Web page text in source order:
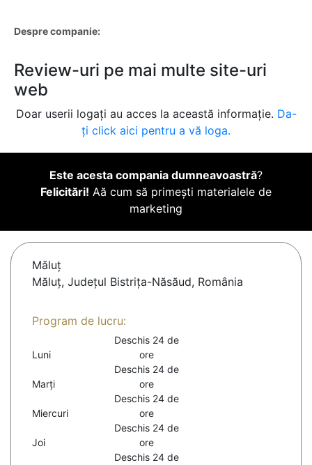
Despre companie:
Review-uri pe mai multe site-uri
web
Doar userii logați au acces la această informație. Da-
ți click aici pentru a vă loga.
Este acesta compania dumneavoastră?
Felicitări! Aă cum să primești materialele de
marketing
Măluţ
Măluț, Județul Bistrița-Năsăud, România
Program de lucru:
Luni
Deschis 24 de
ore
Marți
Deschis 24 de
ore
Miercuri
Deschis 24 de
ore
Joi
Deschis 24 de
ore
Deschis 24 de